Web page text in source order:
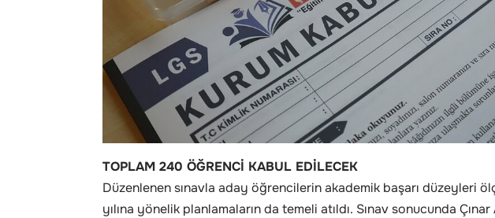
TOPLAM 240 ÖĞRENCİ KABUL EDİLECEK
Düzenlenen sınavla aday öğrencilerin akademik başarı düzeyleri
yılına yönelik planlamaların da temeli atıldı. Sınav sonucunda